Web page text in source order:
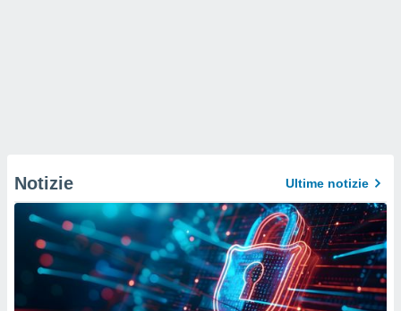
Notizie Ultime notizie